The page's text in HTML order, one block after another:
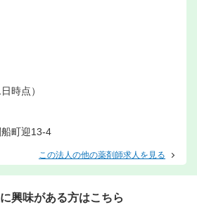
時点）
町迎13-4
この法人の他の薬剤師求人を見る
興味がある方はこちら